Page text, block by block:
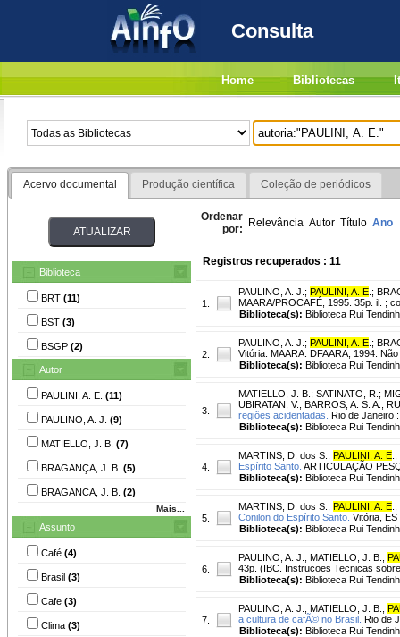
Consulta
Home Bibliotecas
Acervo documental Produção científica Coleção de periódicos
Biblioteca
BRT (11)
BST (3)
BSGP (2)
Autor
PAULINI, A. E. (11)
PAULINO, A. J. (9)
MATIELLO, J. B. (7)
BRAGANÇA, J. B. (5)
BRAGANCA, J. B. (2)
Mais...
Assunto
Café (4)
Brasil (3)
Cafe (3)
Clima (3)
Ordenar
por: Relevância Autor Título Ano
Registros recuperados : 11
1.
PAULINO, A. J. ; PAULINI, A. E ;
MAARA/PROCAFÉ, 1995. 35p. il. ;
Biblioteca(s): Biblioteca Rui
2.
PAULINO, A. J. ; PAULINI, A. E ;
Vitória: MAARA: DFAARA, 1994.
Biblioteca(s): Biblioteca Rui
3.
MATIELLO, J. B. ; SATINATO, R. ;
UBIRATAN, V.; BARROS, A. S. A. ;
regiões acidentadas. Rio de Janeiro
Biblioteca(s): Biblioteca Rui
4.
MARTINS, D. dos S. ; PAULINI, A. E ;
Espírito Santo. ARTICULAÇÃO
Biblioteca(s): Biblioteca Rui
5.
MARTINS, D. dos S. ; PAULINI, A. E ;
Conilon do Espírito Santo. Vitória,
Biblioteca(s): Biblioteca Rui
6.
PAULINO, A. J. ; MATIELLO, J. B. ;
43p. (IBC. Instrucoes Tecnicas
Biblioteca(s): Biblioteca Rui
7.
PAULINO, A. J. ; MATIELLO, J. B. ;
a cultura de cafÃ© no Brasil. Rio de
Biblioteca(s): Biblioteca Rui